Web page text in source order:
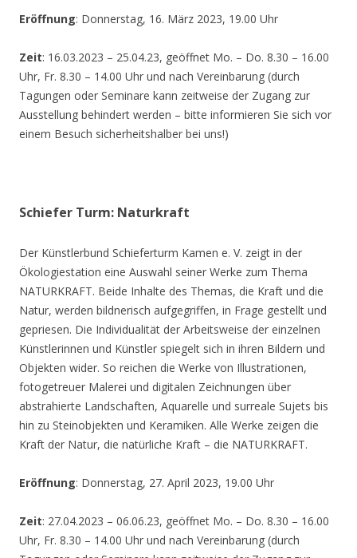
Eröffnung: Donnerstag, 16. März 2023, 19.00 Uhr
Zeit: 16.03.2023 – 25.04.23, geöffnet Mo. – Do. 8.30 – 16.00
Uhr, Fr. 8.30 – 14.00 Uhr und nach Vereinbarung (durch
Tagungen oder Seminare kann zeitweise der Zugang zur
Ausstellung behindert werden – bitte informieren Sie sich vor
einem Besuch sicherheitshalber bei uns!)
Schiefer Turm: Naturkraft
Der Künstlerbund Schieferturm Kamen e. V. zeigt in der
Ökologiestation eine Auswahl seiner Werke zum Thema
NATURKRAFT. Beide Inhalte des Themas, die Kraft und die
Natur, werden bildnerisch aufgegriffen, in Frage gestellt und
gepriesen. Die Individualität der Arbeitsweise der einzelnen
Künstlerinnen und Künstler spiegelt sich in ihren Bildern und
Objekten wider. So reichen die Werke von Illustrationen,
fotogetreuer Malerei und digitalen Zeichnungen über
abstrahierte Landschaften, Aquarelle und surreale Sujets bis
hin zu Steinobjekten und Keramiken. Alle Werke zeigen die
Kraft der Natur, die natürliche Kraft – die NATURKRAFT.
Eröffnung: Donnerstag, 27. April 2023, 19.00 Uhr
Zeit: 27.04.2023 – 06.06.23, geöffnet Mo. – Do. 8.30 – 16.00
Uhr, Fr. 8.30 – 14.00 Uhr und nach Vereinbarung (durch